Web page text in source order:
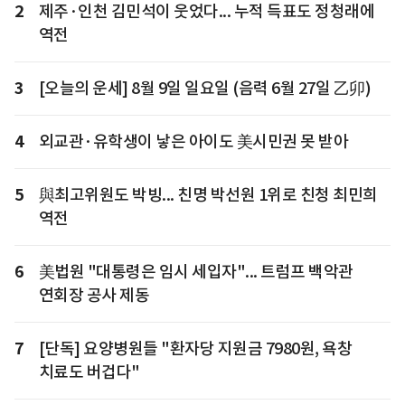
2
제주·인천 김민석이 웃었다... 누적 득표도 정청래에
역전
3 [오늘의 운세] 8월 9일 일요일 (음력 6월 27일 乙卯)
4 외교관·유학생이 낳은 아이도 美시민권 못 받아
5
與최고위원도 박빙... 친명 박선원 1위로 친청 최민희
역전
6
美법원 "대통령은 임시 세입자"... 트럼프 백악관
연회장 공사 제동
7
[단독] 요양병원들 "환자당 지원금 7980원, 욕창
치료도 버겁다"